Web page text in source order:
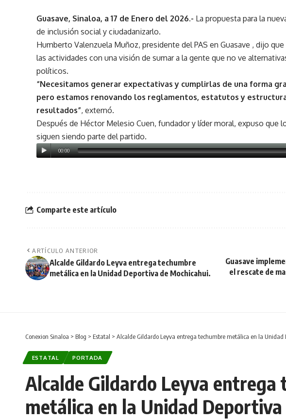
Guasave, Sinaloa, a 17 de Enero del 2026.- La propuesta para la
de inclusión social y ciudadanizarlo.
Humberto Valenzuela Muñoz, presidente del PAS en Guasave , dijo
las actividades con una visión de sumar a la gente que no ve
políticos.
“Necesitamos generar expectativas y cumplirlas de una forma
pero estamos renovando los reglamentos, estatutos y
resultados”, externó.
Después de Héctor Melesio Cuen, fundador y líder moral, expuso que
siguen siendo parte del partido.
00:00
Comparte este artículo
ARTÍCULO ANTERIOR
Alcalde Gildardo Leyva entrega techumbre
metálica en la Unidad Deportiva de Mochicahui.
Guasave
el rescate de
Conexion Sinaloa > Blog > Estatal > Alcalde Gildardo Leyva entrega techumbre metálica en la Unidad
ESTATAL PORTADA
Alcalde Gildardo Leyva entrega
metálica en la Unidad